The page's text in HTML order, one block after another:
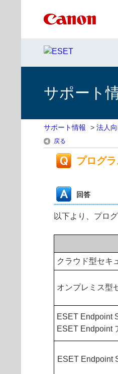
サポート
サポート情報 > 法人
戻る
プログ
回答
以下より、プロ
クラウド型セキ
オンプレミス型
ESET Endpoint
ESET Endpoint
ESET Endpoint